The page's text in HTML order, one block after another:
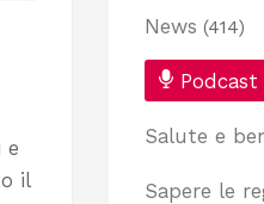
e
il
News (414)
Podcast
Salute e
Sapere le